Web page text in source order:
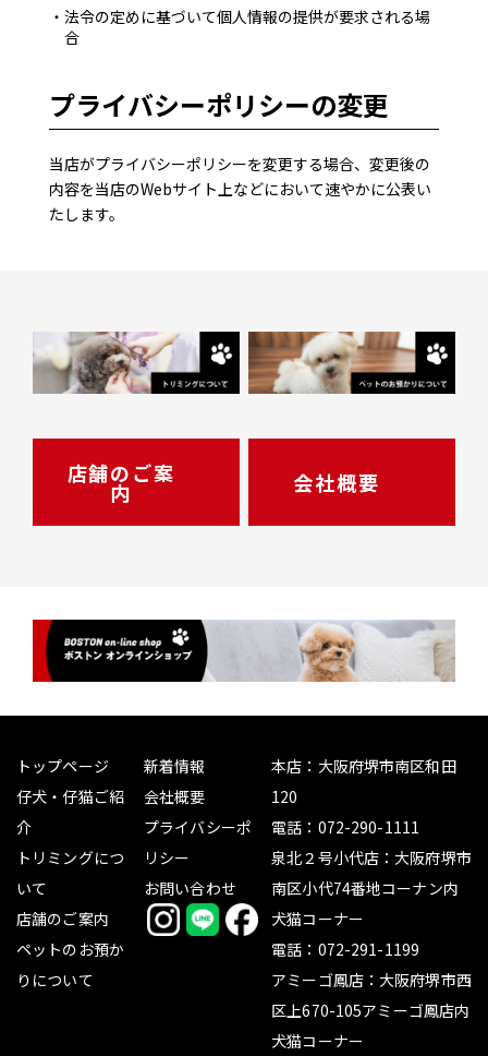
法令の定めに基づいて個人情報の提供が要求される場
合
プライバシーポリシーの変更
当店がプライバシーポリシーを変更する場合、変更後の
内容を当店のWebサイト上などにおいて速やかに公表い
たします。
店舗のご案
内 会社概要
トップページ
仔犬・仔猫ご紹
介
トリミングにつ
いて
店舗のご案内
ペットのお預か
りについて
新着情報
会社概要
プライバシーポ
リシー
お問い合わせ
本店：大阪府堺市南区和田
120
電話： 072-290-1111
泉北２号小代店：大阪府堺市
南区小代74番地コーナン内
犬猫コーナー
電話： 072-291-1199
アミーゴ鳳店：大阪府堺市西
区上670-105アミーゴ鳳店内
犬猫コーナー